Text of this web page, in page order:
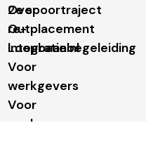
Over
re-
integratie.nl
Voor
werkgevers
Voor
werknemers
2e spoortraject
Outplacement
Loopbaanbegeleiding